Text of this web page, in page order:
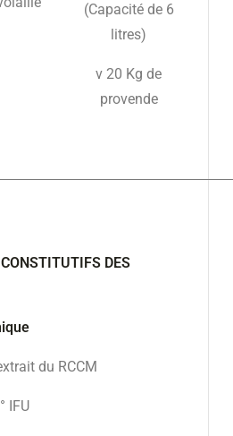
(Capacité de 6
litres)
v 20 Kg de
provende
DES
du RCCM
IFU